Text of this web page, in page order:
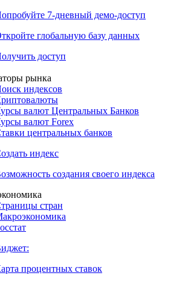
7-дневный демо-доступ
глобальную базу данных
доступ
рынка
индексов
валют Центральных Банков
валют Forex
центральных банков
индекс
создания своего индекса
стран
процентных ставок